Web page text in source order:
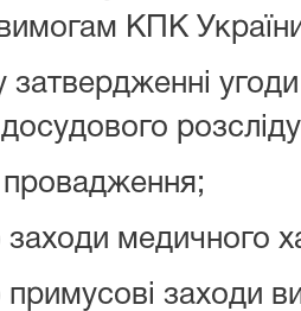
КПК
затвердженні
заходи медичного
заходи